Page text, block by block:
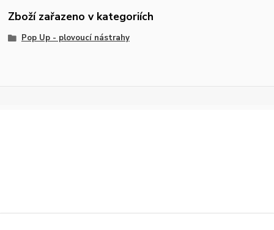
Zboží zařazeno v kategoriích
Pop Up - plovoucí nástrahy